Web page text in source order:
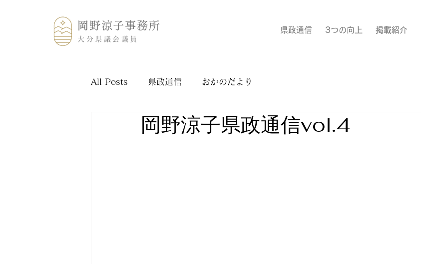
岡野涼子事務所
大分県議会議員
県政通信 3つの向上 掲載紹介
All Posts 県政通信 おかのだより
岡野涼子県政通信vol.4